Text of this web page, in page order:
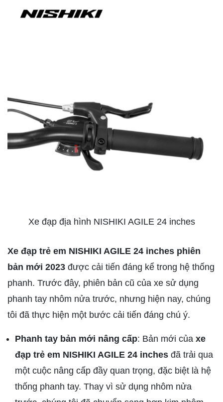
Xe đạp địa hình NISHIKI AGILE 24 inches
Xe đạp trẻ em NISHIKI AGILE 24 inches phiên
bản mới 2023 được cải tiến đáng kể trong hệ thống
phanh. Trước đây, phiên bản cũ của xe sử dụng
phanh tay nhôm nửa trước, nhưng hiện nay, chúng
tôi đã thực hiện một bước cải tiến đáng chú ý.
Phanh tay bản mới nâng cấp: Bản mới của xe
đạp trẻ em NISHIKI AGILE 24 inches đã trải qua
một cuộc nâng cấp đầy quan trọng, đặc biệt là hệ
thống phanh tay. Thay vì sử dụng nhôm nửa